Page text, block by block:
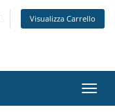
Visualizza Carrello
Attiva